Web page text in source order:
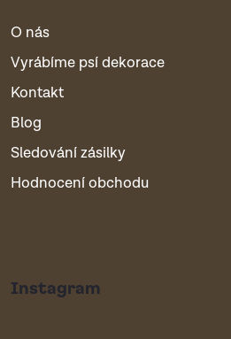
O nás
Vyrábíme psí dekorace
Kontakt
Blog
Sledování zásilky
Hodnocení obchodu
Instagram